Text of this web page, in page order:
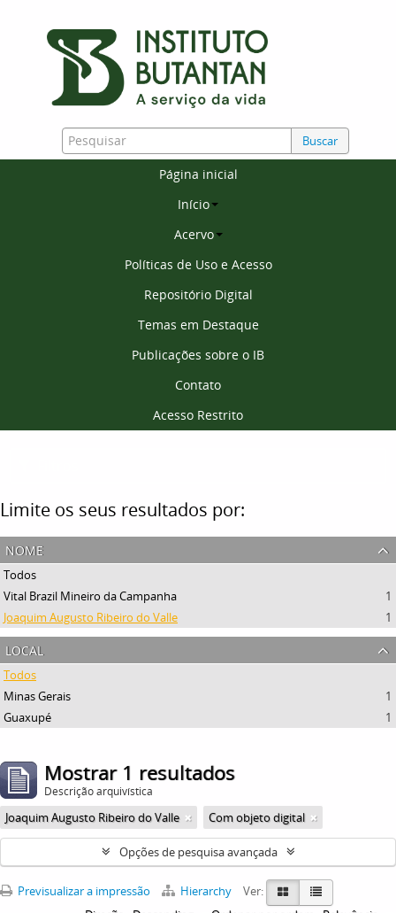
Buscar
Página inicial
Início
Acervo
Políticas de Uso e Acesso
Repositório Digital
Temas em Destaque
Publicações sobre o IB
Contato
Acesso Restrito
Limite os seus resultados por:
nome
Todos
Vital Brazil Mineiro da Campanha
1
Joaquim Augusto Ribeiro do Valle
1
local
Todos
Minas Gerais
1
Guaxupé
1
Mostrar 1 resultados
Descrição arquivística
Joaquim Augusto Ribeiro do Valle Com objeto digital
Opções de pesquisa avançada
Previsualizar a impressão Hierarchy
Ver: